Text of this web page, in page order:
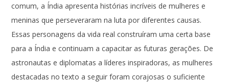
comum, a Índia apresenta histórias incríveis de mulheres e
meninas que perseveraram na luta por diferentes causas.
Essas personagens da vida real construíram uma certa base
para a Índia e continuam a capacitar as futuras gerações. De
astronautas e diplomatas a líderes inspiradoras, as mulheres
destacadas no texto a seguir foram corajosas o suficiente